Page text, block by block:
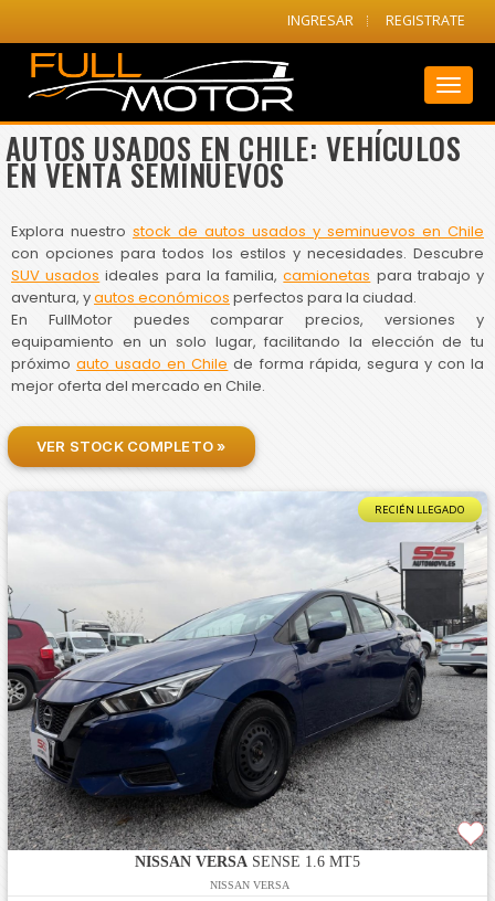
INGRESAR REGISTRATE
AUTOS USADOS EN CHILE: VEHÍCULOS
EN VENTA SEMINUEVOS
Explora nuestro stock de autos usados y seminuevos en Chile
con opciones para todos los estilos y necesidades. Descubre
SUV usados ideales para la familia,camionetas para trabajo y
aventura, yautos económicos perfectos para la ciudad.
En FullMotor puedes comparar precios, versiones y
equipamiento en un solo lugar, facilitando la elección de tu
próximoauto usado en Chile de forma rápida, segura y con la
mejor oferta del mercado en Chile.
VER STOCK COMPLETO »
RECIÉN LLEGADO
NISSAN VERSASENSE 1.6 MT5
NISSAN VERSA